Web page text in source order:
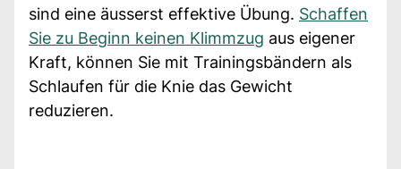
sind eine äusserst effektive Übung. Schaffen
Sie zu Beginn keinen Klimmzug aus eigener
Kraft, können Sie mit Trainingsbändern als
Schlaufen für die Knie das Gewicht
reduzieren.